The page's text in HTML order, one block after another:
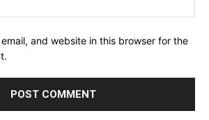
and website in this browser for the